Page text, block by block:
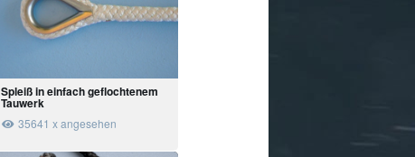
Spleiß in einfach geflochtenem
Tauwerk
35641 x angesehen